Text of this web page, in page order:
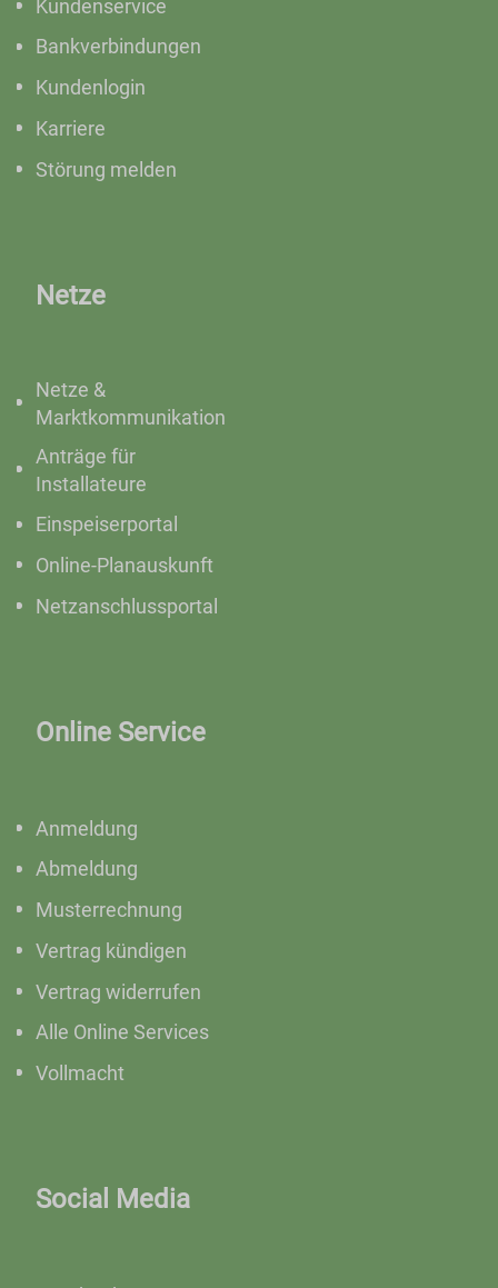
Kundenservice
Bankverbindungen
Kundenlogin
Karriere
Störung melden
Netze
Netze &
Marktkommunikation
Anträge für
Installateure
Einspeiserportal
Online-Planauskunft
Netzanschlussportal
Online Service
Anmeldung
Abmeldung
Musterrechnung
Vertrag kündigen
Vertrag widerrufen
Alle Online Services
Vollmacht
Social Media